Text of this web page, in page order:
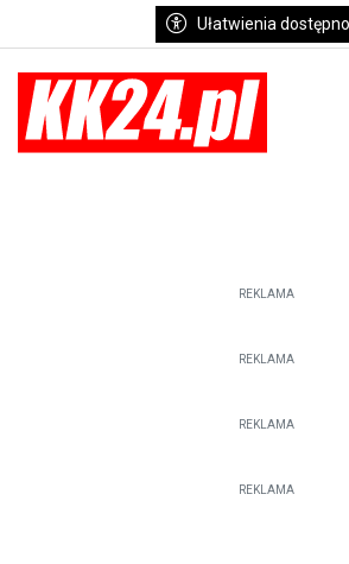
Ułatwienia
REKLAMA
REKLAMA
REKLAMA
REKLAMA